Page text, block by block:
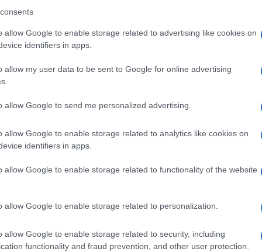
allow Google to enable storage related to advertising like cookies on
identifiers in apps.
allow my user data to be sent to Google for online advertising
allow Google to send me personalized advertising.
allow Google to enable storage related to analytics like cookies on
identifiers in apps.
allow Google to enable storage related to functionality of the website
allow Google to enable storage related to personalization.
allow Google to enable storage related to security, including
functionality and fraud prevention, and other user protection.